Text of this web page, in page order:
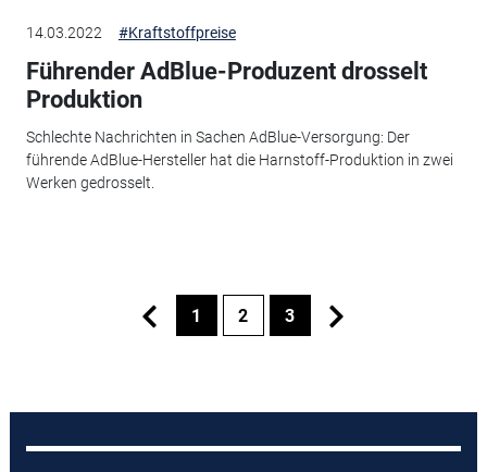
14.03.2022 #Kraftstoffpreise
Führender AdBlue-Produzent drosselt
Produktion
Schlechte Nachrichten in Sachen AdBlue-Versorgung: Der
führende AdBlue-Hersteller hat die Harnstoff-Produktion in zwei
Werken gedrosselt.
1 2 3